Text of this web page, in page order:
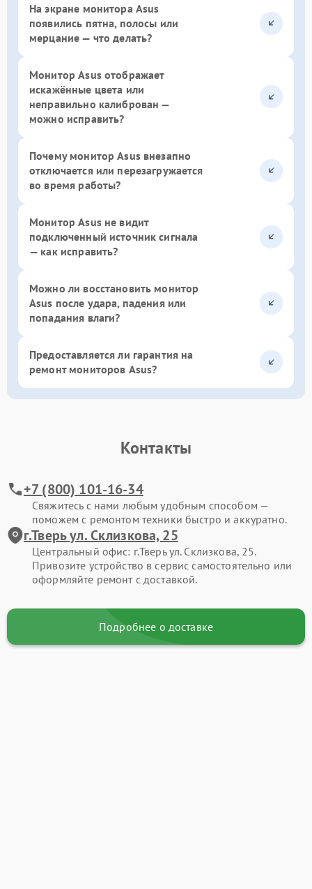
На экране монитора Asus
появились пятна, полосы или
мерцание — что делать?
Монитор Asus отображает
искажённые цвета или
неправильно калиброван —
можно исправить?
Почему монитор Asus внезапно
отключается или перезагружается
во время работы?
Монитор Asus не видит
подключенный источник сигнала
— как исправить?
Можно ли восстановить монитор
Asus после удара, падения или
попадания влаги?
Предоставляется ли гарантия на
ремонт мониторов Asus?
Контакты
+7 (800) 101-16-34
Свяжитесь с нами любым удобным способом —
поможем с ремонтом техники быстро и аккуратно.
г.Тверь ул. Склизкова, 25
Центральный офис: г.Тверь ул. Склизкова, 25.
Привозите устройство в сервис самостоятельно или
оформляйте ремонт с доставкой.
Подробнее о доставке